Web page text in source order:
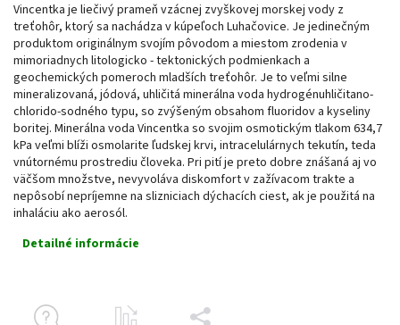
Vincentka je liečivý prameň vzácnej zvyškovej morskej vody z
treťohôr, ktorý sa nachádza v kúpeľoch Luhačovice. Je jedinečným
produktom originálnym svojím pôvodom a miestom zrodenia v
mimoriadnych litologicko - tektonických podmienkach a
geochemických pomeroch mladších treťohôr. Je to veľmi silne
mineralizovaná, jódová, uhličitá minerálna voda hydrogénuhličitano-
chlorido-sodného typu, so zvýšeným obsahom fluoridov a kyseliny
boritej. Minerálna voda Vincentka so svojim osmotickým tlakom 634,7
kPa veľmi blíži osmolarite ľudskej krvi, intracelulárnych tekutín, teda
vnútornému prostrediu človeka. Pri pití je preto dobre znášaná aj vo
väčšom množstve, nevyvoláva diskomfort v zažívacom trakte a
nepôsobí nepríjemne na slizniciach dýchacích ciest, ak je použitá na
inhaláciu ako aerosól.
Detailné informácie